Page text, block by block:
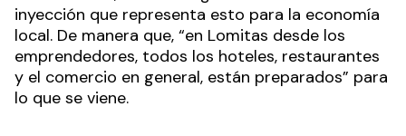
inyección que representa esto para la economía
local. De manera que, “en Lomitas desde los
emprendedores, todos los hoteles, restaurantes
y el comercio en general, están preparados” para
lo que se viene.